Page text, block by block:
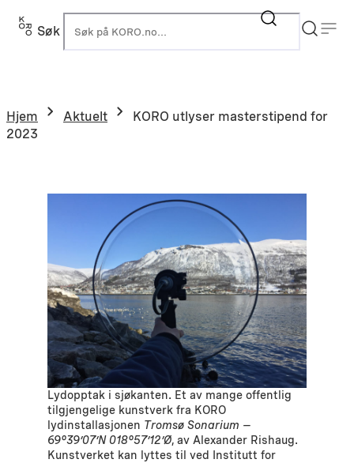
Hopp
Søk
Hjem Aktuelt
KORO utlyser masterstipend for
2023
Lydopptak i sjøkanten. Et av mange offentlig
tilgjengelige kunstverk fra KORO
lydinstallasjonen Tromsø Sonarium –
69°39’07’N 018°57’12’Ø, av Alexander Rishaug.
Kunstverket kan lyttes til ved Institutt for